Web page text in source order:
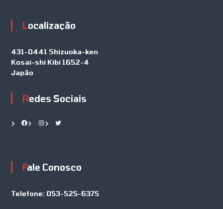
Localização
431-0441 Shizuoka-ken
Kosai-shi Kibi 1652-4
Japão
Redes Sociais
Facebook Instagram Twitter
Fale Conosco
Telefone:053-525-6375